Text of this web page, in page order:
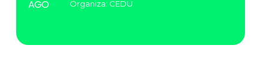
AGO Organiza: CEDU